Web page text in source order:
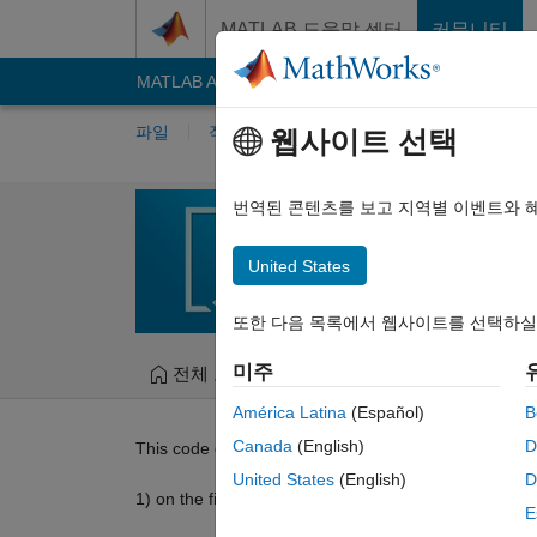
MATLAB 도움말 센터 커뮤니티
MATLAB Answers File Exchange
파일 작성자 내 File Exchange
idctt
type II Inverse DCT (i.e.
전체 보기
This code does the same as matlab's idct with a few
1) on the first call, it's a bit faster than the builtin idct
웹사이트 선택
번역된 콘텐츠를 보고 지역별 이벤트와
United States
또한 다음 목록에서 웹사이트를 선택하
미주
América Latina (Español)
Canada (English)
United States (English)